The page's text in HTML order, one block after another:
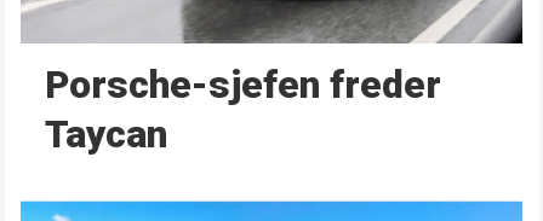
Porsche-sjefen freder
Taycan